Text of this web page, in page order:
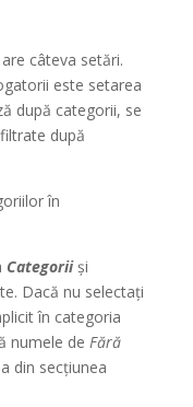
câteva setări.
este setarea
după categorii, se
după
în
Categorii și
Dacă nu selectați
în categoria
numele de Fără
din secțiunea